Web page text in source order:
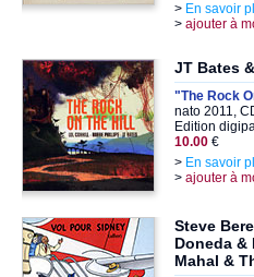
> En savoir
> ajouter à
JT Bates
"The Rock
nato 2011,
Edition
10.00 €
> En savoir
> ajouter à
Steve
Doneda &
Mahal &